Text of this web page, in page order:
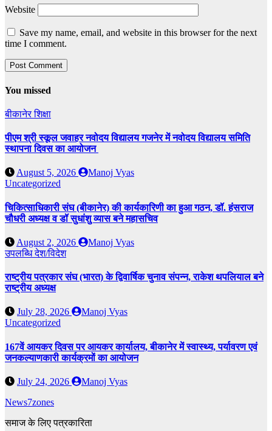
Website
Save my name, email, and website in this browser for the next
time I comment.
You missed
बीकानेरशिक्षा
पीएम श्री स्कूल जवाहर नवोदय विद्यालय गजनेर में नवोदय विद्यालय समिति
स्थापना दिवस का आयोजन
August 5, 2026
Manoj Vyas
Uncategorized
चिकित्साधिकारी संघ (बीकानेर) की कार्यकारिणी का हुआ गठन, डॉ. हंसराज
चौधरी अध्यक्ष व डॉ सुधांशु व्यास बने महासचिव
August 2, 2026
Manoj Vyas
उपलब्धिदेश/विदेश
राष्ट्रीय पत्रकार संघ (भारत) के द्विवार्षिक चुनाव संपन्न, राकेश थपलियाल बने
राष्ट्रीय अध्यक्ष
July 28, 2026
Manoj Vyas
Uncategorized
167वें आयकर दिवस पर आयकर कार्यालय, बीकानेर में स्वास्थ्य, पर्यावरण एवं
जनकल्याणकारी कार्यक्रमों का आयोजन
July 24, 2026
Manoj Vyas
News7zones
समाज के लिए पत्रकारिता